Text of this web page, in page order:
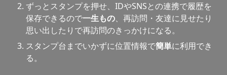
ずっとスタンプを押せ、IDやSNSとの連携で履歴を
保存できるので一生もの、再訪問・友達に見せたり
思い出したりで再訪問のきっかけになる。
スタンプ台までいかずに位置情報で簡単に利用でき
る。